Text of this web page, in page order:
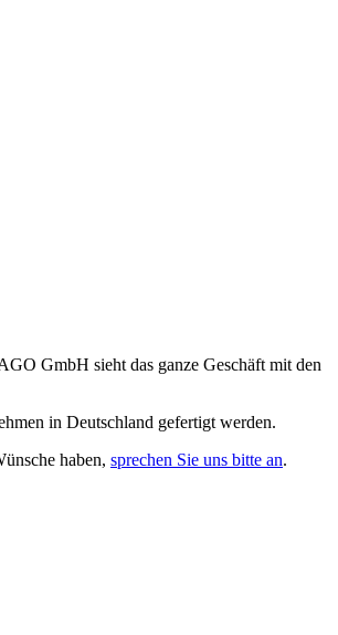
GmbH sieht das ganze Geschäft mit den
in Deutschland gefertigt werden.
haben, sprechen Sie uns bitte an.